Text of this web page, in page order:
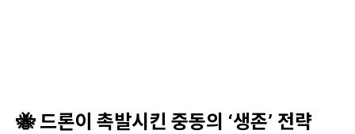
🐝 드론이 촉발시킨 중동의 ‘생존’ 전략